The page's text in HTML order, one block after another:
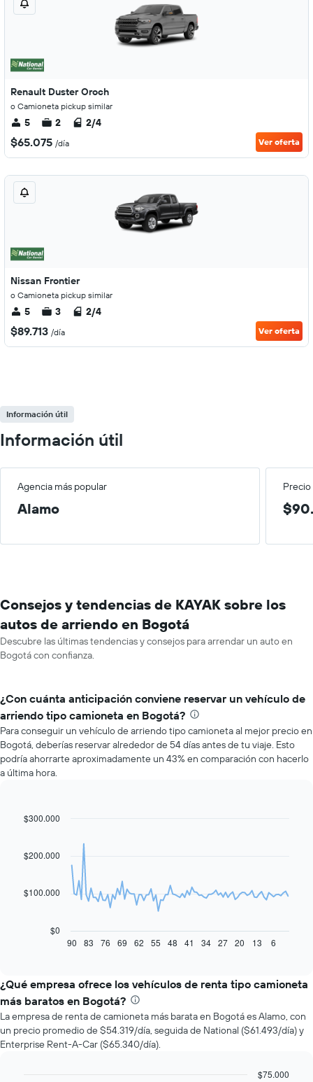
Renault Duster Oroch
o Camioneta pickup similar
5 2 2/4
$65.075 /día Ver oferta
Nissan Frontier
o Camioneta pickup similar
5 3 2/4
$89.713 /día Ver oferta
Información útil
Información útil
Agencia más popular
Alamo
Consejos y tendencias de KAYAK sobre los
autos de arriendo en Bogotá
Descubre las últimas tendencias y consejos para arrendar un auto en
Bogotá con confianza.
¿Con cuánta anticipación conviene reservar un vehículo de
arriendo tipo camioneta en Bogotá?
Para conseguir un vehículo de arriendo tipo camioneta al mejor precio en
Bogotá, deberías reservar alrededor de 54 días antes de tu viaje. Esto
podría ahorrarte aproximadamente un 43% en comparación con hacerlo
a última hora.
Line
91
data
El
el
precio
de
un
auto
de
Chart
$0
$100.000
$200.000
$300.000
90 48 6
83 76 69 62 55 41 34 27 20 13
¿Qué empresa ofrece los vehículos de renta tipo camioneta
más baratos en Bogotá?
La empresa de renta de camioneta más barata en Bogotá es Alamo, con
un precio promedio de $54.319/día, seguida de National ($61.493/día) y
Enterprise Rent-A-Car ($65.340/día).
$75.000